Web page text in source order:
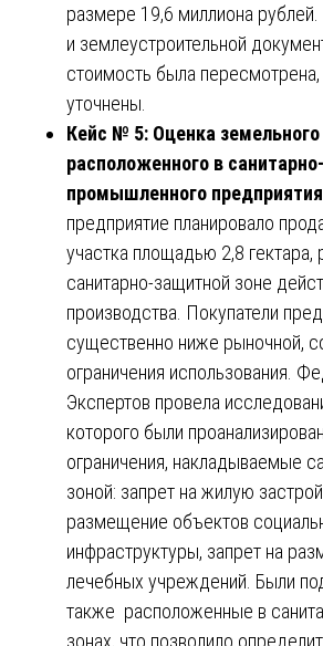
размере 19,6 миллиона
и землеустроительной
стоимость была пересмотрена,
уточнены.
Кейс № 5: Оценка земельного
расположенного в
промышленного
предприятие планировало
участка площадью 2,8 гектара,
санитарно-защитной зоне
производства. Покупатели
существенно ниже рыночной,
ограничения использования.
Экспертов провела
которого были
ограничения, накладываемые
зоной: запрет на жилую
размещение объектов
инфраструктуры, запрет на
лечебных учреждений. Были
также расположенные в
зонах, что позволило